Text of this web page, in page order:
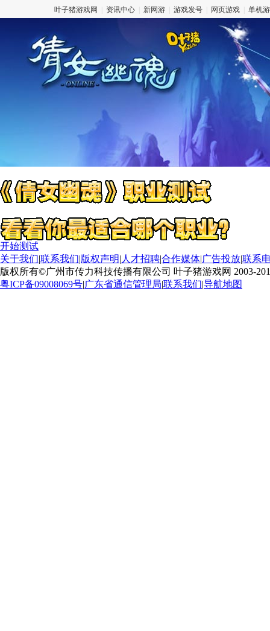
yezizhu
叶子猪游戏网 资讯中心 新网游 游戏发号 网页游戏 单机
开始测试
关于我们|联系我们|版权声明| 人才招聘|合作媒体|广告投放|联系
版权所有©广州市传力科技传播有限公司 叶子猪游戏网 2003-
粤ICP备09008069号|广东省通信管理局|联系我们|导航地图